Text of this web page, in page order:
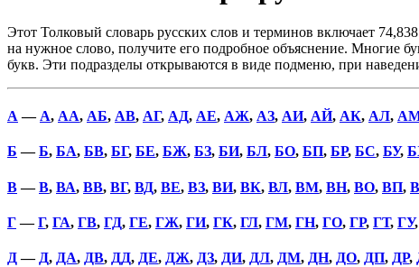
Этот Толковый словарь русских слов и терминов включает
на нужное слово, получите его подробное объяснение. Многие
букв. Эти подразделы открываются в виде подменю, при
А — А, АА, АБ, АВ, АГ, АД, АЕ, АЖ, АЗ, АИ, АЙ, АК, АЛ,
Б —Б, БА, БВ, БГ, БЕ, БЖ, БЗ, БИ, БЛ, БО, БП, БР, БС, БУ,
В—В, ВА, ВВ, ВГ, ВД, ВЕ, ВЗ, ВИ, ВК, ВЛ, ВМ, ВН, ВО, ВП,
Г—Г, ГА, ГВ, ГД, ГЕ, ГЖ, ГИ, ГК, ГЛ, ГМ, ГН, ГО, ГР, ГТ, ГУ,
Д— Д, ДА, ДВ, ДД, ДЕ, ДЖ, ДЗ, ДИ, ДЛ, ДМ, ДН, ДО, ДП, ДР,